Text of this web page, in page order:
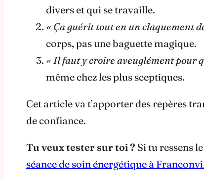
divers et qui se travaille.
« Ça guérit tout en un claquement
corps, pas une baguette magique.
« Il faut y croire aveuglément pour
même chez les plus sceptiques.
Cet article va t’apporter des repères
de confiance.
Tu veux tester sur toi ? Si tu ressens
séance de soin énergétique à